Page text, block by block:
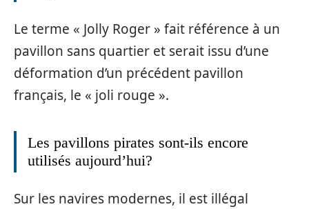
Le terme « Jolly Roger » fait référence à un
pavillon sans quartier et serait issu d’une
déformation d’un précédent pavillon
français, le « joli rouge ».
Les pavillons pirates sont-ils encore
utilisés aujourd’hui?
Sur les navires modernes, il est illégal